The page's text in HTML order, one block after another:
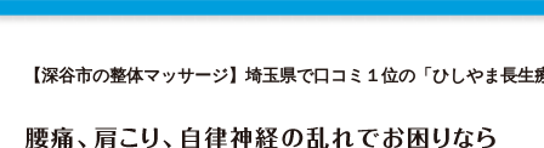
【深谷市の整体マッサージ】埼玉県で口コミ１位の「ひしやま長生